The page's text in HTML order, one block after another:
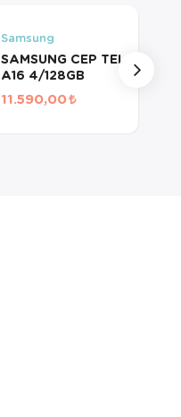
Samsung
SAMSUNG CEP TEL
A16 4/128GB
11.590,00